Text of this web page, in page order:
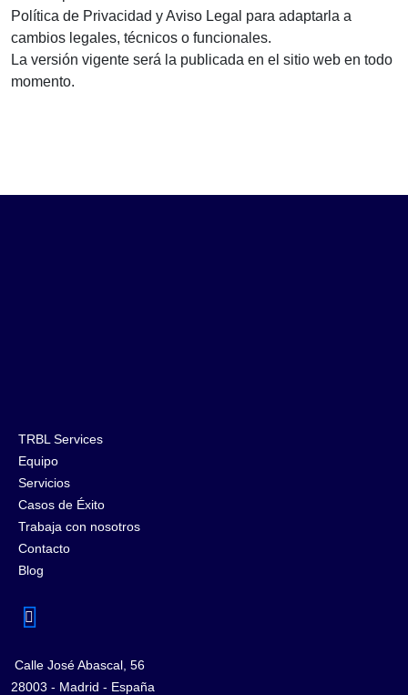
Política de Privacidad y Aviso Legal para adaptarla a
cambios legales, técnicos o funcionales.
La versión vigente será la publicada en el sitio web en todo
momento.
TRBL Services
Equipo
Servicios
Casos de Éxito
Trabaja con nosotros
Contacto
Blog
Calle José Abascal, 56
28003 - Madrid - España